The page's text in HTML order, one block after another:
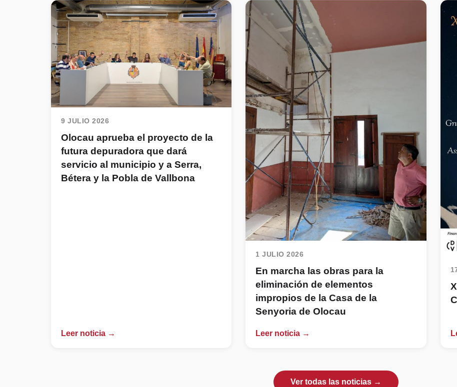
9 JULIO 2026
Olocau aprueba el proyecto de la
futura depuradora que dará
servicio al municipio y a Serra,
Bétera y la Pobla de Vallbona
Leer noticia →
1 JULIO 2026
En marcha las obras para la
eliminación de elementos
impropios de la Casa de la
Senyoria de Olocau
Leer noticia →
Ver todas las noticias →